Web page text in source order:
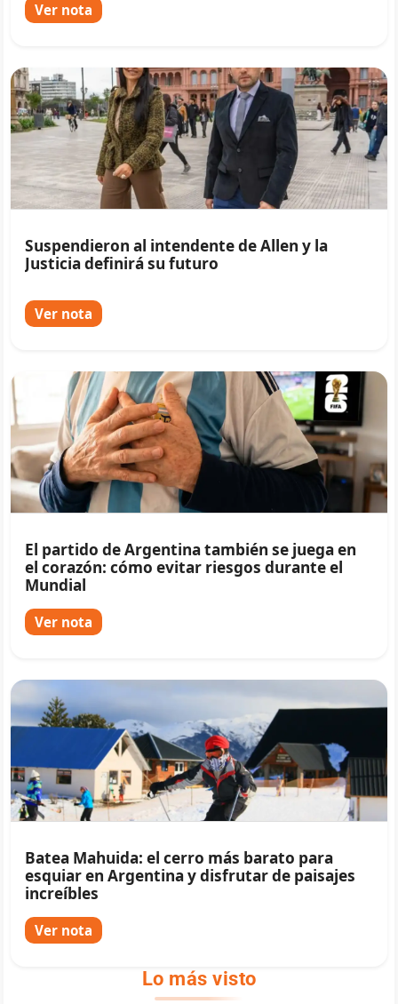
Ver nota
Suspendieron al intendente de Allen y la
Justicia definirá su futuro
Ver nota
El partido de Argentina también se juega en
el corazón: cómo evitar riesgos durante el
Mundial
Ver nota
Batea Mahuida: el cerro más barato para
esquiar en Argentina y disfrutar de paisajes
increíbles
Ver nota
Lo más visto